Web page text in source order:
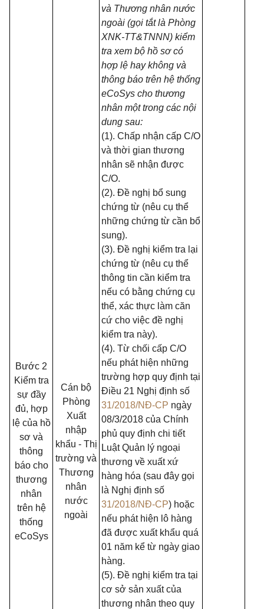
Bước 2
Kiểm tra
sự đầy
đủ, hợp
lệ của hồ
sơ và
thông
báo cho
thương
nhân
trên hệ
thống
eCoSys
Cán bộ
Phòng
Xuất
nhập
khẩu - Thị
trường và
Thương
nhân
nước
ngoài
và Thương nhân nước
ngoài (gọi tắt là Phòng
XNK-TT&TNNN) kiểm
tra xem bộ hồ sơ có
hợp lệ hay không và
thông báo trên hệ thống
eCoSys cho thương
nhân một trong các nội
dung sau:
(1). Chấp nhận cấp C/O
và thời gian thương
nhân sẽ nhận được
C/O.
(2). Đề nghị bổ sung
chứng từ (nêu cụ thể
những chứng từ cần bổ
sung).
(3). Đề nghị kiểm tra lại
chứng từ (nêu cụ thể
thông tin cần kiểm tra
nếu có bằng chứng cụ
thể, xác thực làm căn
cứ cho việc đề nghị
kiểm tra này).
(4). Từ chối cấp C/O
nếu phát hiện những
trường hợp quy định tại
Điều 21 Nghị định số
31/2018/NĐ-CP ngày
08/3/2018 của Chính
phủ quy định chi tiết
Luật Quản lý ngoại
thương về xuất xứ
hàng hóa (sau đây gọi
là Nghị định số
31/2018/NĐ-CP) hoặc
nếu phát hiện lô hàng
đã được xuất khẩu quá
01 năm kể từ ngày giao
hàng.
(5). Đề nghị kiểm tra tại
cơ sở sản xuất của
thương nhân theo quy